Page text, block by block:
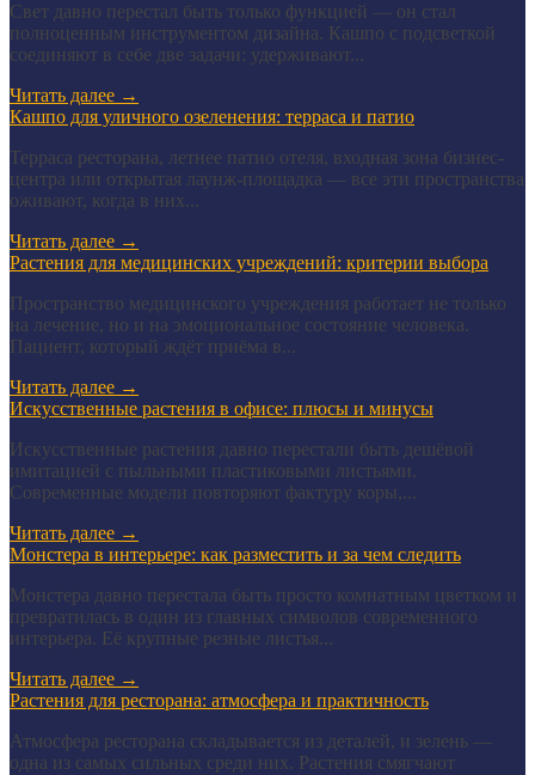
Свет давно перестал быть только функцией — он стал
полноценным инструментом дизайна. Кашпо с подсветкой
соединяют в себе две задачи: удерживают...
Читать далее →
Кашпо для уличного озеленения: терраса и патио
Терраса ресторана, летнее патио отеля, входная зона бизнес-
центра или открытая лаунж-площадка — все эти пространства
оживают, когда в них...
Читать далее →
Растения для медицинских учреждений: критерии выбора
Пространство медицинского учреждения работает не только
на лечение, но и на эмоциональное состояние человека.
Пациент, который ждёт приёма в...
Читать далее →
Искусственные растения в офисе: плюсы и минусы
Искусственные растения давно перестали быть дешёвой
имитацией с пыльными пластиковыми листьями.
Современные модели повторяют фактуру коры,...
Читать далее →
Монстера в интерьере: как разместить и за чем следить
Монстера давно перестала быть просто комнатным цветком и
превратилась в один из главных символов современного
интерьера. Её крупные резные листья...
Читать далее →
Растения для ресторана: атмосфера и практичность
Атмосфера ресторана складывается из деталей, и зелень —
одна из самых сильных среди них. Растения смягчают